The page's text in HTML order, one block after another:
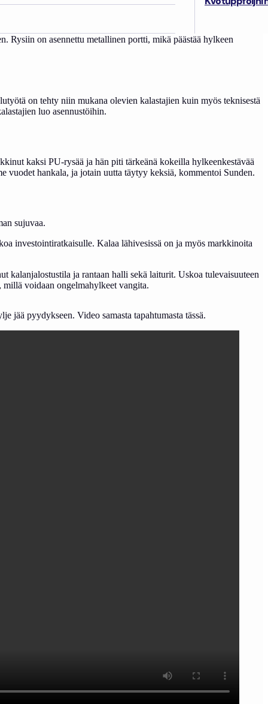
uudesta rakenteesta, eli malliratkaisua ole.
Tähän tarkoitukseen on ollut sopiva pyydys eli PU-rysä
on asennettu metallinen portti, mikä päästää hylkeen
on tehty niin mukana olevien kalastajien kuin myös teknisestä
luo asennustöihin.
kaksi PU-rysää ja hän piti tärkeänä kokeilla hylkeenkestävää
vuodet hankala, ja jotain uutta täytyy keksiä, kommentoi Sunden.
sujuvaa.
investointiratkaisulle. Kalaa lähivesissä on ja myös markkinoita
kalanjalostustila ja rantaan halli sekä laiturit. Uskoa tulevaisuuteen
voidaan ongelmahylkeet vangita.
jää pyydykseen. Video samasta tapahtumasta tässä.